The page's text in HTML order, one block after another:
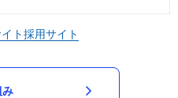
ト採用サイト
み